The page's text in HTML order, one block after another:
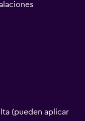
(pueden aplicar